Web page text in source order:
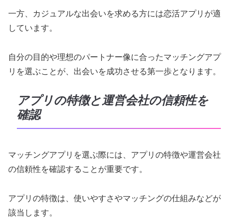
一方、カジュアルな出会いを求める方には恋活アプリが適
しています。
自分の目的や理想のパートナー像に合ったマッチングアプ
リを選ぶことが、出会いを成功させる第一歩となります。
アプリの特徴と運営会社の信頼性を
確認
マッチングアプリを選ぶ際には、アプリの特徴や運営会社
の信頼性を確認することが重要です。
アプリの特徴は、使いやすさやマッチングの仕組みなどが
該当します。